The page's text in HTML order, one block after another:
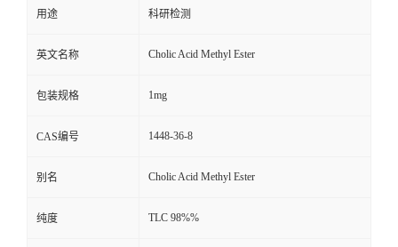
用途 科研检测
英文名称 Cholic Acid Methyl Ester
包装规格 1mg
CAS编号 1448-36-8
别名 Cholic Acid Methyl Ester
纯度 TLC 98%%